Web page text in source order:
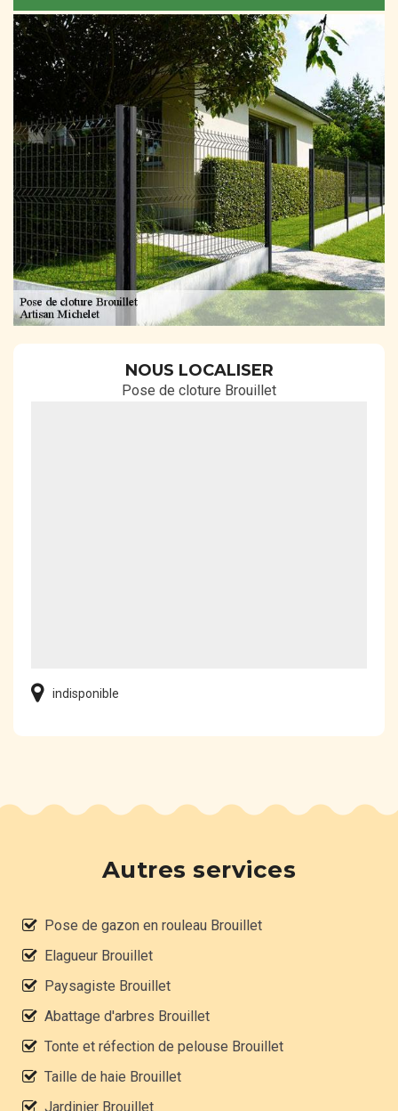
NOUS LOCALISER
Pose de cloture Brouillet
indisponible
Autres services
Pose de gazon en rouleau Brouillet
Elagueur Brouillet
Paysagiste Brouillet
Abattage d'arbres Brouillet
Tonte et réfection de pelouse Brouillet
Taille de haie Brouillet
Jardinier Brouillet